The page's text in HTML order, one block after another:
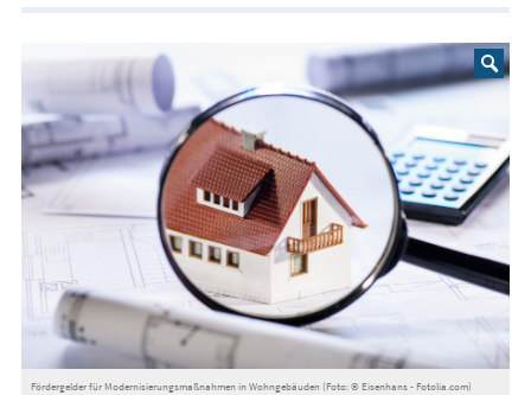
Fördergelder für Modernisierungsmaßnahmen in Wohngebäuden (Foto: © Eisenhans - Fotolia.com)